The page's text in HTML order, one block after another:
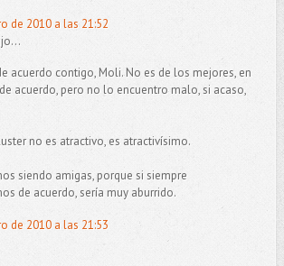
de 2010 a las 21:52
acuerdo contigo, Moli. No es de los mejores, en
acuerdo, pero no lo encuentro malo, si acaso,
no es atractivo, es atractivísimo.
siendo amigas, porque si siempre
de acuerdo, sería muy aburrido.
de 2010 a las 21:53